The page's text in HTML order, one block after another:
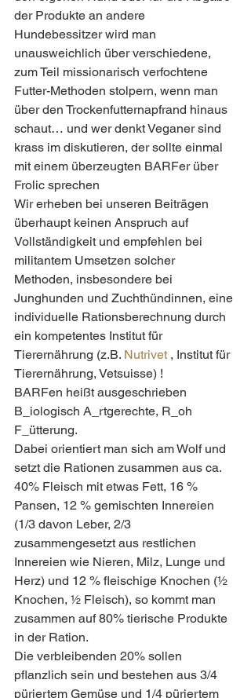
der Produkte an andere
Hundebessitzer wird man
unausweichlich über verschiedene,
zum Teil missionarisch verfochtene
Futter-Methoden stolpern, wenn man
über den Trockenfutternapfrand hinaus
schaut… und wer denkt Veganer sind
krass im diskutieren, der sollte einmal
mit einem überzeugten BARFer über
Frolic sprechen
Wir erheben bei unseren Beiträgen
überhaupt keinen Anspruch auf
Vollständigkeit und empfehlen bei
militantem Umsetzen solcher
Methoden, insbesondere bei
Junghunden und Zuchthündinnen, eine
individuelle Rationsberechnung durch
ein kompetentes Institut für
Tierernährung (z.B. Nutrivet , Institut für
Tierernährung, Vetsuisse) !
BARFen heißt ausgeschrieben
B_iologisch A_rtgerechte, R_oh
F_ütterung.
Dabei orientiert man sich am Wolf und
setzt die Rationen zusammen aus ca.
40% Fleisch mit etwas Fett, 16 %
Pansen, 12 % gemischten Innereien
(1/3 davon Leber, 2/3
zusammengesetzt aus restlichen
Innereien wie Nieren, Milz, Lunge und
Herz) und 12 % fleischige Knochen (½
Knochen, ½ Fleisch), so kommt man
zusammen auf 80% tierische Produkte
in der Ration.
Die verbleibenden 20% sollen
pflanzlich sein und bestehen aus 3/4
püriertem Gemüse und 1/4 püriertem